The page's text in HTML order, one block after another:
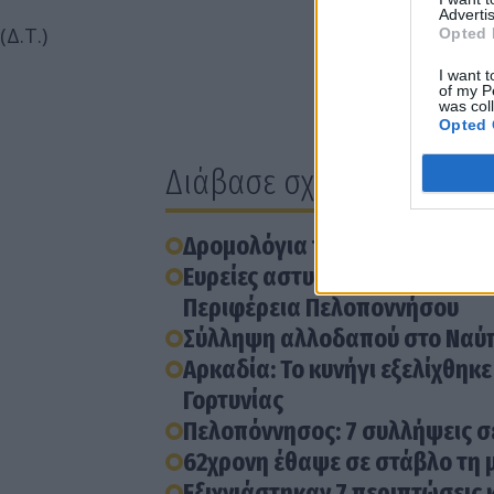
Opted
I want
of my
was
Opted
(Δ.Τ.)
Διάβασε σχετικά
Δρομολόγια των Κινητών
Ευρείες αστυνομικές
Περιφέρεια Πελοποννήσου
Σύλληψη αλλοδαπού στο
Αρκαδία: Το κυνήγι
Γορτυνίας
Πελοπόννησος: 7 συλλήψεις
62χρονη έθαψε σε στάβλο τη